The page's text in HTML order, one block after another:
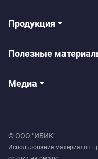
Продукция
Полезные
Медиа
© ООО "ИБИК"
Использование материалов